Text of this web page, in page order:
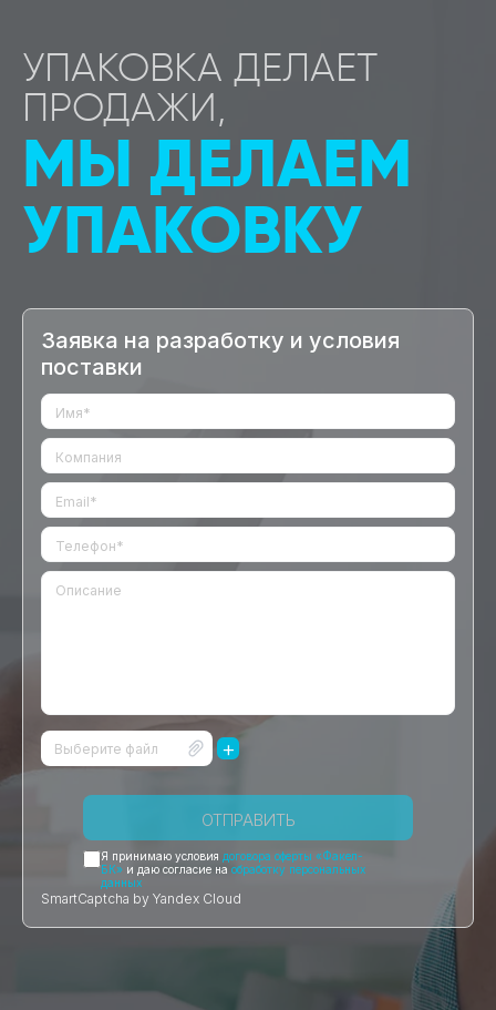
УПАКОВКА ДЕЛАЕТ
ПРОДАЖИ,
МЫ ДЕЛАЕМ
УПАКОВКУ
Заявка на разработку и условия
поставки
Выберите файл +
ОТПРАВИТЬ
Я принимаю условия договора оферты «Факел-
БК» и даю согласие на обработку персональных
данных
SmartCaptcha by Yandex Cloud